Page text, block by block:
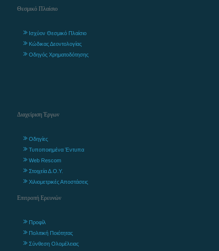
Θεσμικό Πλαίσιο
Ισχύον Θεσμικό Πλαίσιο
Κώδικας Δεοντολογίας
Οδηγός Χρηματοδότησης
Διαχείριση Έργων
Οδηγίες
Τυποποιημένα Έντυπα
Web Rescom
Στοιχεία Δ.Ο.Υ.
Χιλιομετρικές Αποστάσεις
Επιτροπή Ερευνών
Προφίλ
Πολιτική Ποιότητας
Σύνθεση Ολομέλειας